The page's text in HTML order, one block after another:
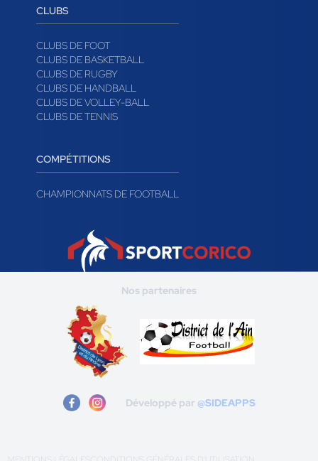
CLUBS
CLUBS DE FOOT
CLUBS DE BASKETBALL
CLUBS DE RUGBY
CLUBS DE HANDBALL
CLUBS DE VOLLEY-BALL
CLUBS DE TENNIS
COMPÉTITIONS
CHAMPIONNATS DE FOOTBALL
Nos partenaires
Développé par @SIDEAPPS